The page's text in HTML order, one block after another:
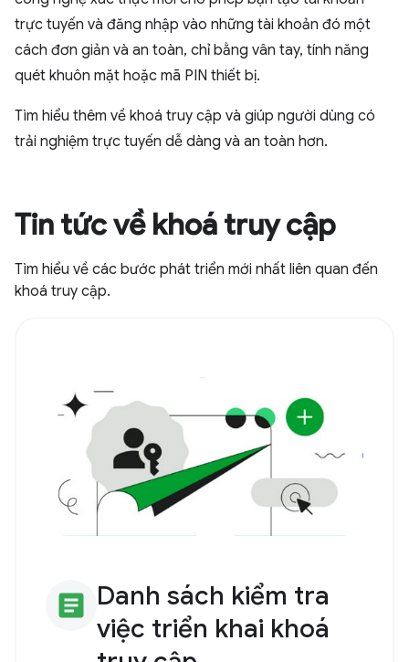
trực tuyến và đăng nhập vào những tài khoản đó một
cách đơn giản và an toàn, chỉ bằng vân tay, tính năng
quét khuôn mặt hoặc mã PIN thiết bị.
Tìm hiểu thêm về khoá truy cập và giúp người dùng có
trải nghiệm trực tuyến dễ dàng và an toàn hơn.
Tin tức về khoá truy cập
Tìm hiểu về các bước phát triển mới nhất liên quan đến
khoá truy cập.
article Danh sách kiểm tra
việc triển khai khoá